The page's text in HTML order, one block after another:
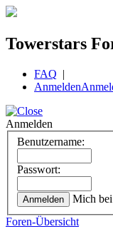
Towerstars
FAQ |
Anmelden
Anmelden
Benutzername:
Passwort:
Mich bei
Foren-Übersicht